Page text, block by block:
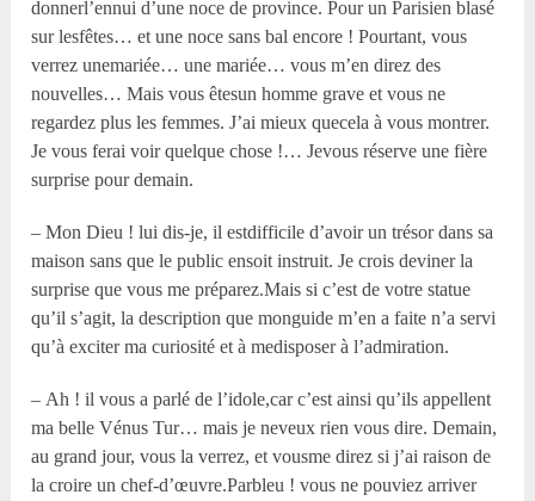
donnerl’ennui d’une noce de province. Pour un Parisien blasé
sur lesfêtes… et une noce sans bal encore ! Pourtant, vous
verrez unemariée… une mariée… vous m’en direz des
nouvelles… Mais vous êtesun homme grave et vous ne
regardez plus les femmes. J’ai mieux quecela à vous montrer.
Je vous ferai voir quelque chose !… Jevous réserve une fière
surprise pour demain.
– Mon Dieu ! lui dis-je, il estdifficile d’avoir un trésor dans sa
maison sans que le public ensoit instruit. Je crois deviner la
surprise que vous me préparez.Mais si c’est de votre statue
qu’il s’agit, la description que monguide m’en a faite n’a servi
qu’à exciter ma curiosité et à medisposer à l’admiration.
– Ah ! il vous a parlé de l’idole,car c’est ainsi qu’ils appellent
ma belle Vénus Tur… mais je neveux rien vous dire. Demain,
au grand jour, vous la verrez, et vousme direz si j’ai raison de
la croire un chef-d’œuvre.Parbleu ! vous ne pouviez arriver